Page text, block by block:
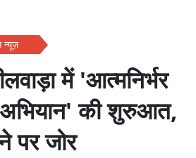
न्यूज़
में 'आत्मनिर्भर
की शुरुआत,
पर जोर